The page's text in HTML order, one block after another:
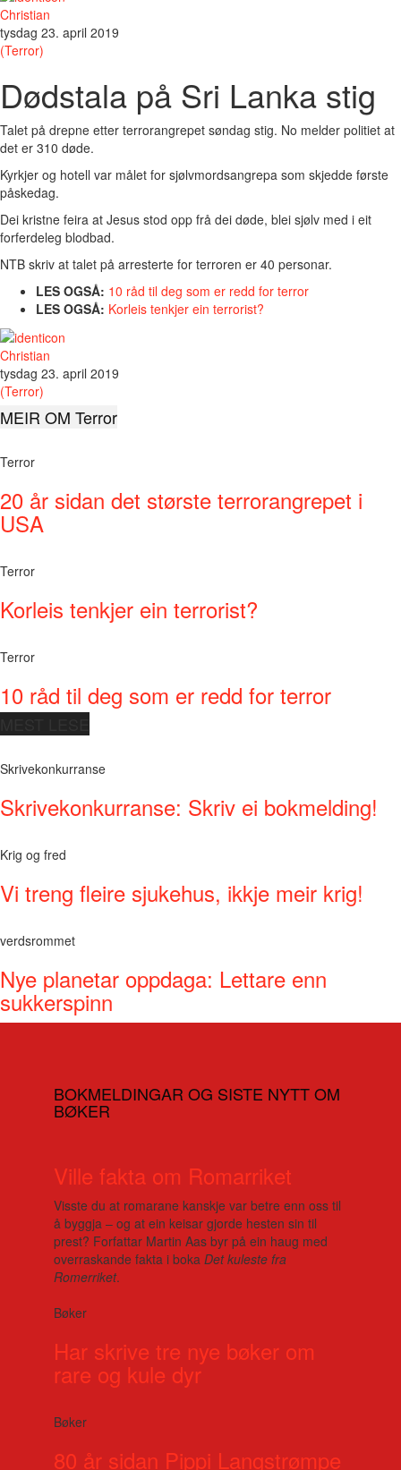
Christian
tysdag 23. april 2019
(Terror)
Dødstala på Sri Lanka stig
Talet på drepne etter terrorangrepet søndag stig. No melder politiet at
det er 310 døde.
Kyrkjer og hotell var målet for sjølvmordsangrepa som skjedde første
påskedag.
Dei kristne feira at Jesus stod opp frå dei døde, blei sjølv med i eit
forferdeleg blodbad.
NTB skriv at talet på arresterte for terroren er 40 personar.
LES OGSÅ: 10 råd til deg som er redd for terror
LES OGSÅ: Korleis tenkjer ein terrorist?
Christian
tysdag 23. april 2019
(Terror)
MEIR OM Terror
Terror
20 år sidan det største terrorangrepet i
USA
Terror
Korleis tenkjer ein terrorist?
Terror
10 råd til deg som er redd for terror
Skrivekonkurranse
Skrivekonkurranse: Skriv ei bokmelding!
Krig og fred
Vi treng fleire sjukehus, ikkje meir krig!
verdsrommet
Nye planetar oppdaga: Lettare enn
sukkerspinn
BOKMELDINGAR OG SISTE NYTT OM
BØKER
Ville fakta om Romarriket
Visste du at romarane kanskje var betre enn oss til
å byggja – og at ein keisar gjorde hesten sin til
prest? Forfattar Martin Aas byr på ein haug med
overraskande fakta i boka Det kuleste fra
Romerriket.
Bøker
Har skrive tre nye bøker om
rare og kule dyr
Bøker
80 år sidan Pippi Langstrømpe